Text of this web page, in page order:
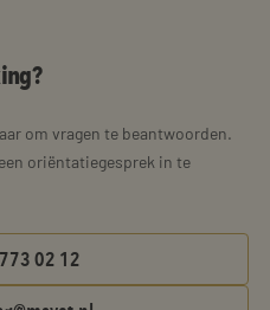
om vragen te beantwoorden.
oriëntatiegesprek in te
02 12